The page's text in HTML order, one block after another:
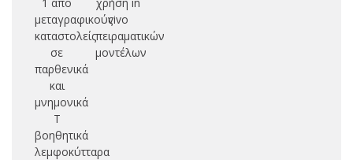
μεταγραφικούς
καταστολείς
σε
παρθενικά
και
μνημονικά
Τ
βοηθητικά
λεμφοκύτταρα
vivo
πειραματικών
μοντέλων